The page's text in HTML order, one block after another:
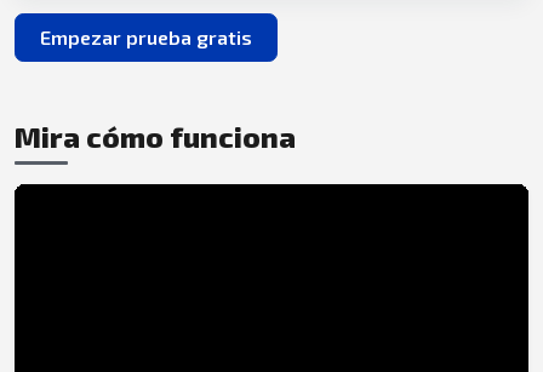
Empezar prueba gratis
Mira cómo funciona